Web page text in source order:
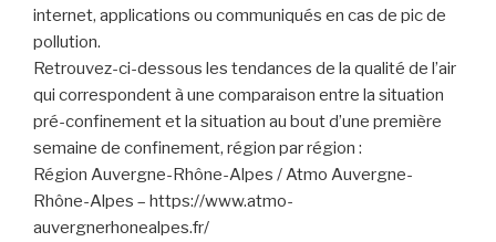
internet, applications ou communiqués en cas de pic de
pollution.
Retrouvez-ci-dessous les tendances de la qualité de l’air
qui correspondent à une comparaison entre la situation
pré-confinement et la situation au bout d’une première
semaine de confinement, région par région :
Région Auvergne-Rhône-Alpes / Atmo Auvergne-
Rhône-Alpes – https://www.atmo-
auvergnerhonealpes.fr/